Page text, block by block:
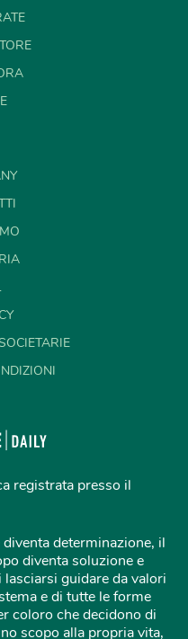
registrata presso il
determinazione, il
diventa soluzione e
guidare da valori
e di tutte le forme
coloro che decidono di
scopo alla propria vita,